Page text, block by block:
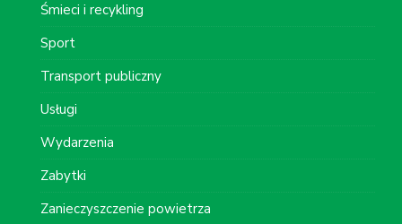
Śmieci i recykling
Sport
Transport publiczny
Usługi
Wydarzenia
Zabytki
Zanieczyszczenie powietrza